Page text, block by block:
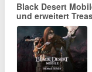
Black Desert
und erweitert